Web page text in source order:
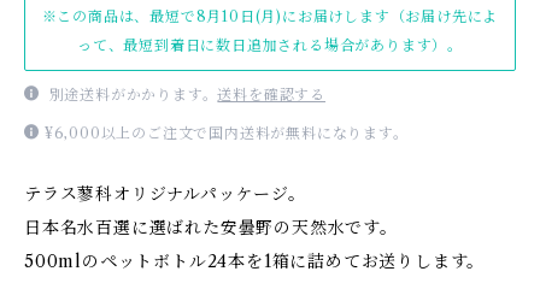
※この商品は、最短で8月10日(月)にお届けします（お届け先によ
って、最短到着日に数日追加される場合があります）。
別途送料がかかります。送料を確認する
¥6,000以上のご注文で国内送料が無料になります。
テラス蓼科オリジナルパッケージ。
日本名水百選に選ばれた安曇野の天然水です。
500mlのペットボトル24本を1箱に詰めてお送りします。